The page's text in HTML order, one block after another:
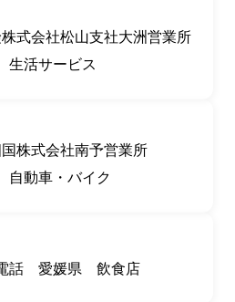
式会社松山支社大洲営業所
生活サービス
株式会社南予営業所
自動車・バイク
話 愛媛県 飲食店